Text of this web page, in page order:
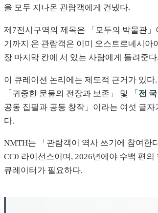
을 모두 지나온 관람객에게 건넸다.
제7전시구역의 제목은 「모두의 박물관
기까지 온 관람객은 이미 오스트로네시아
장 마지막 칸에 서 있는 사람에게 돌려준다.
이 큐레이션 논리에는 제도적 근거가 있
「귀중한 문물의 전장과 보존」 및 「 전
공동 집필과 공동 창작」이라는 여섯 글
다.
NMTH는 「관람객이 역사 쓰기에 참여한
CC0 라이선스이며, 2026년에야 수백 편
큐레이터가 필요하다.